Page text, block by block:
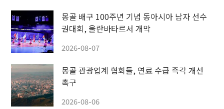
몽골 배구 100주년 기념 동아시아 남자 선수
권대회, 울란바타르서 개막
2026-08-07
몽골 관광업계 협회들, 연료 수급 즉각 개선
촉구
2026-08-06